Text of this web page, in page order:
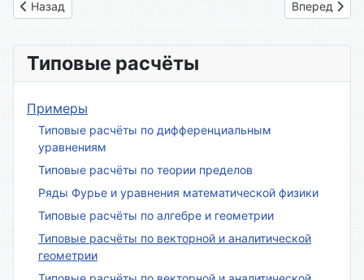
Предыдущий: Вариант № 08
Назад Следующий:
Вперед
Типовые расчёты
Примеры
Типовые расчёты по дифференциальным
уравнениям
Типовые расчёты по теории пределов
Ряды Фурье и уравнения математической физики
Типовые расчёты по алгебре и геометрии
Типовые расчёты по векторной и аналитической
геометрии